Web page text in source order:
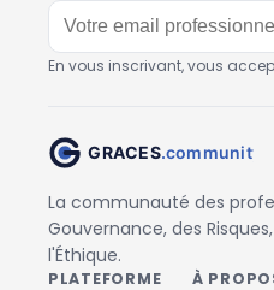
En vous inscrivant, vous
La communauté des
Gouvernance, des
l'Éthique.
PLATEFORME À